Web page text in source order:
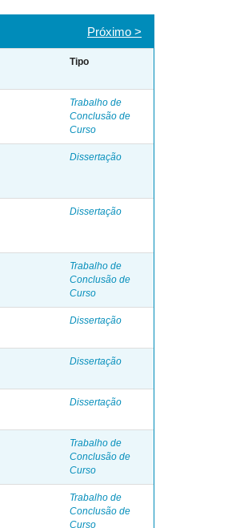
Próximo >
Tipo
Trabalho de
Conclusão de
Curso
Dissertação
Dissertação
Trabalho de
Conclusão de
Curso
Dissertação
Dissertação
Dissertação
Trabalho de
Conclusão de
Curso
Trabalho de
Conclusão de
Curso